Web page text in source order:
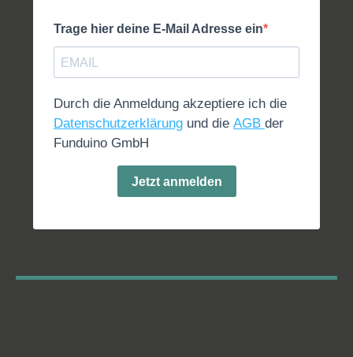
Trage hier deine E-Mail Adresse ein
Durch die Anmeldung akzeptiere ich die
Datenschutzerklärung und die AGB der
Funduino GmbH
Jetzt anmelden